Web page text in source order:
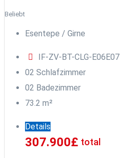
Beliebt
Esentepe / Girne
IF-ZV-BT-CLG-E06E07
02 Schlafzimmer
02 Badezimmer
73.2 m²
Details
307.900£ total